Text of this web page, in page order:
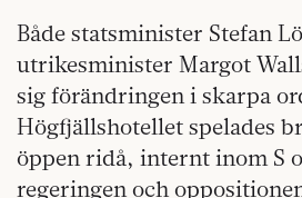
Både statsminister Stefan
utrikesminister Margot
sig förändringen i skarpa
Högfjällshotellet spelades
öppen ridå, internt inom S
regeringen och